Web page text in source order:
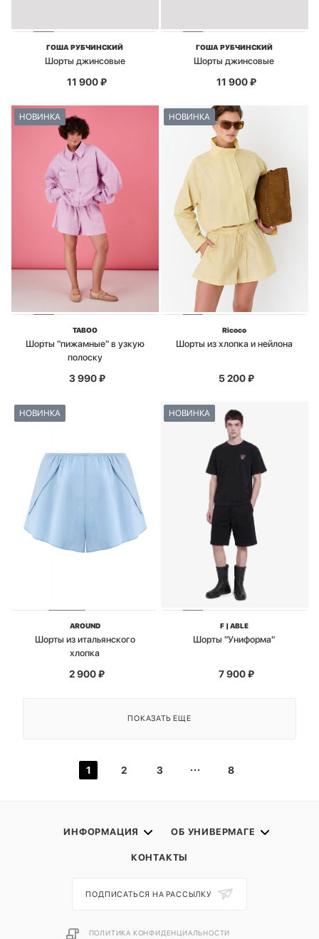
ГОША РУБЧИНСКИЙ
Шорты джинсовые
11 900₽
ГОША РУБЧИНСКИЙ
Шорты джинсовые
11 900₽
НОВИНКА
TABOO
Шорты "пижамные" в узкую
полоску
3 990₽
НОВИНКА
Ricoco
Шорты из хлопка и нейлона
5 200₽
НОВИНКА
AROUND
Шорты из итальянского
хлопка
2 900₽
НОВИНКА
F | ABLE
Шорты "Униформа"
7 900₽
ПОКАЗАТЬ ЕЩЕ
1 2 3 8
ИНФОРМАЦИЯ ОБ УНИВЕРМАГЕ
КОНТАКТЫ
ПОДПИСАТЬСЯ НА РАССЫЛКУ
ПОЛИТИКА КОНФИДЕНЦИАЛЬНОСТИ